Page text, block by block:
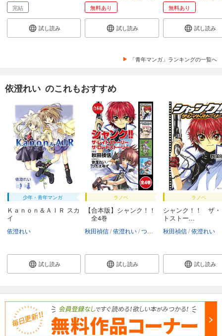
完結
試し読み
無料あり
試し読み
無料あり
試し読み
「青年マンガ」ランキングの一覧へ
依澄れい のこれもおすすめ
少年・青年マンガ
Ｋａｎｏｎ＆ＡＩＲ スカ
イ
依澄れい
試し読み
ラノベ
【合本版】シャンク！！
全4巻
秋田禎信 依澄れい つたえゆず
試し読み
ラノベ
シャンク！！ ザ・
トストー...
秋田禎信 依澄れい
試し読み